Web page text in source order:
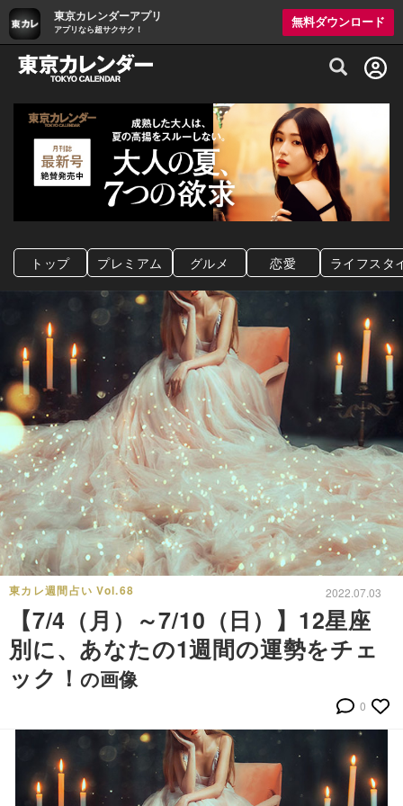
東京カレンダーアプリ
アプリなら超サクサク！
無料ダウンロード
グルメ情報・プレミアムレストラン予約
トップ プレミアム グルメ 恋愛 ライフスタ
東カレ週間占い Vol.68 2022.07.03
【7/4（月）～7/10（日）】12星座
別に、あなたの1週間の運勢をチェ
ック！の画像
0